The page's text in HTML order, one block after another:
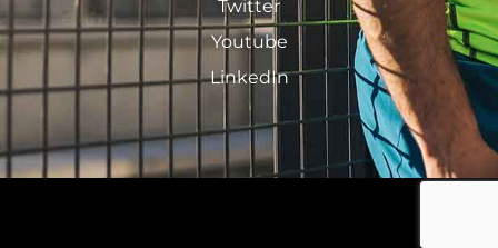
Twitter
Youtube
LinkedIn